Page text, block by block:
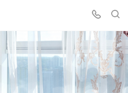
3 месяца
и получите решение от кредитных